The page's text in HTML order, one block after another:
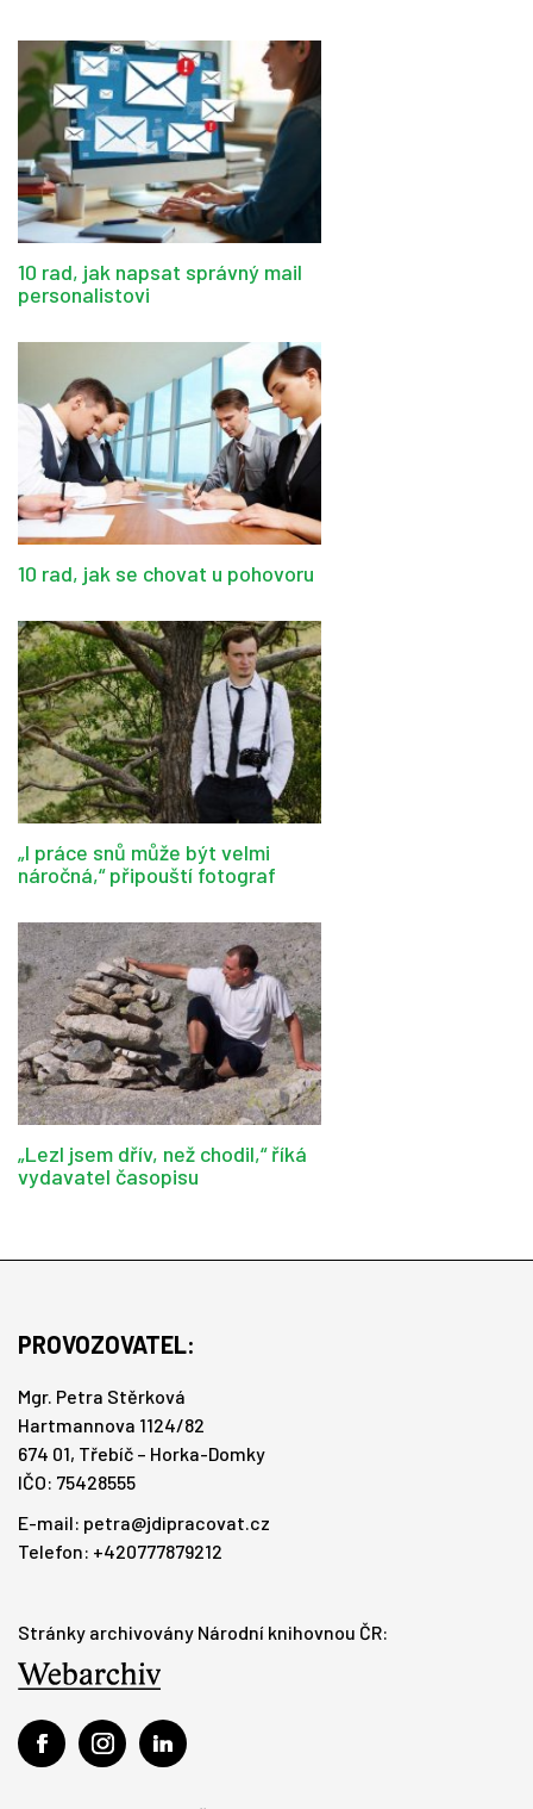
10 rad, jak napsat správný mail
personalistovi
10 rad, jak se chovat u pohovoru
„I práce snů může být velmi
náročná,“ připouští fotograf
„Lezl jsem dřív, než chodil,“ říká
vydavatel časopisu
PROVOZOVATEL:
Mgr. Petra Stěrková
Hartmannova 1124/82
674 01, Třebíč – Horka-Domky
IČO: 75428555
E-mail: petra@jdipracovat.cz
Telefon: +420777879212
Stránky archivovány Národní knihovnou ČR: